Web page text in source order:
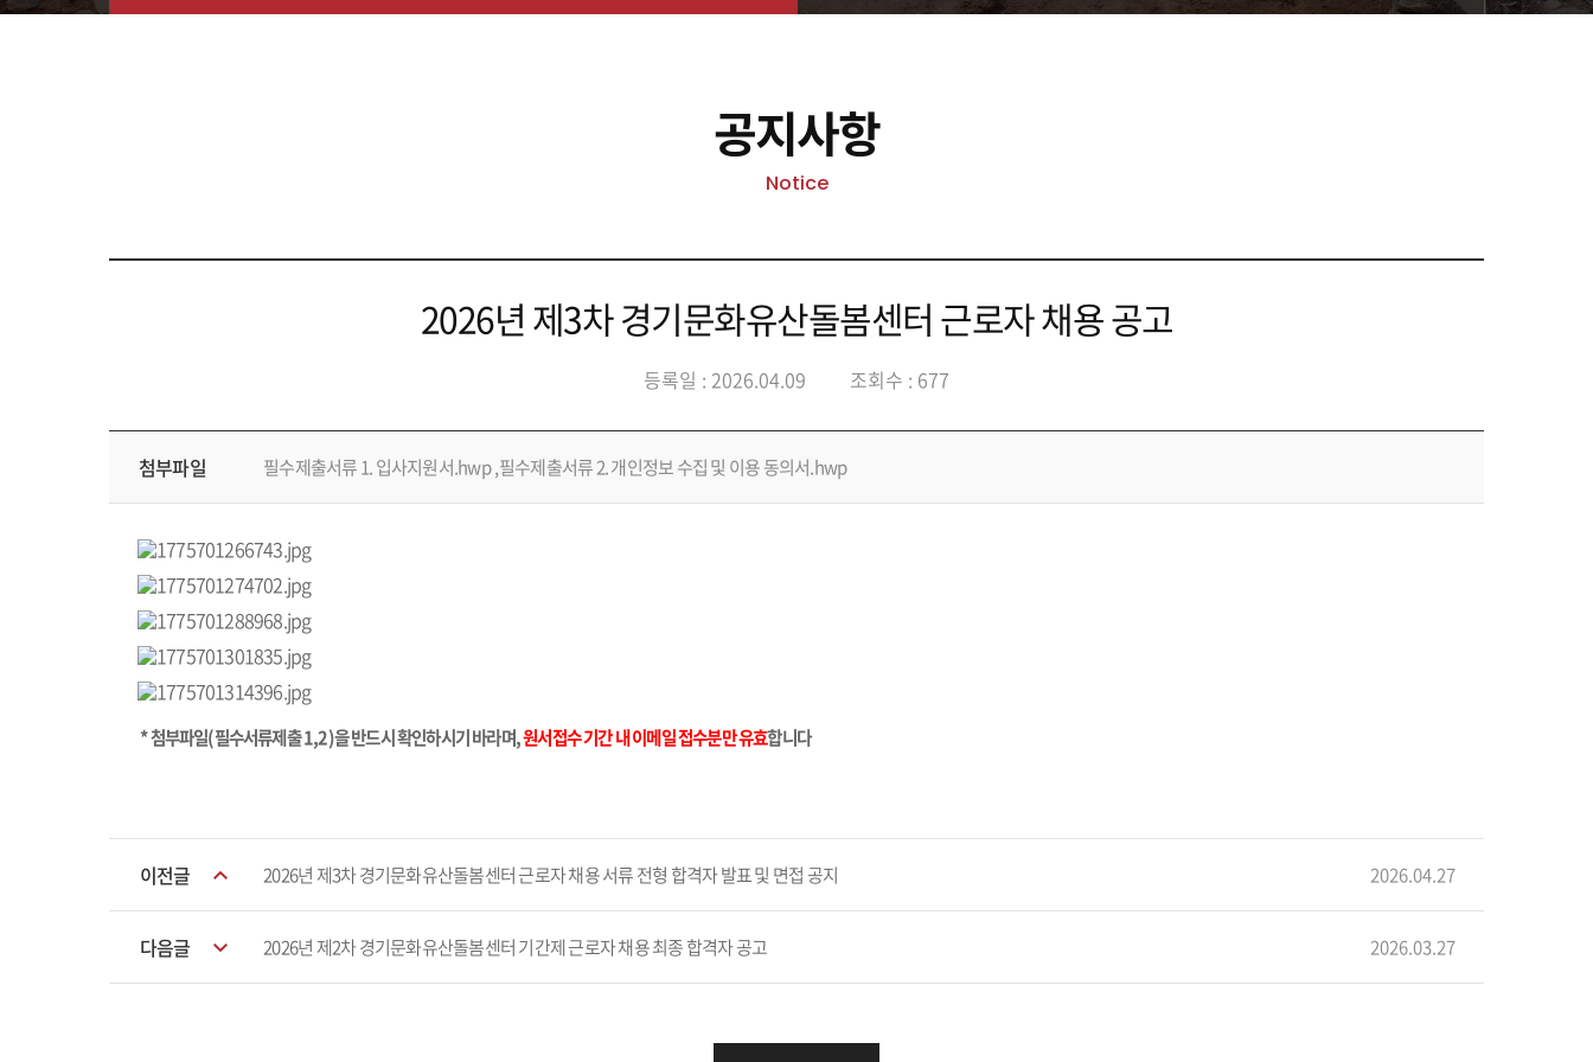
공지사항
Notice
2026년 제3차 경기문화유산돌봄센터 근로자 채용 공고
등록일 : 2026.04.09 조회수 : 677
첨부파일 필수제출서류 1. 입사지원서.hwp 필수제출서류 2. 개인정보 수집 및 이용 동의서.hwp
* 첨부파일(필수서류제출 1,2)을 반드시 확인하시기 바라며,원서접수 기간 내 이메일 접수분만 유효합니다
이전글 2026년 제3차 경기문화유산돌봄센터 근로자 채용 서류 전형 합격자 발표 및 면접 공지 2026.04.27
다음글 2026년 제2차 경기문화유산돌봄센터 기간제 근로자 채용 최종 합격자 공고 2026.03.27